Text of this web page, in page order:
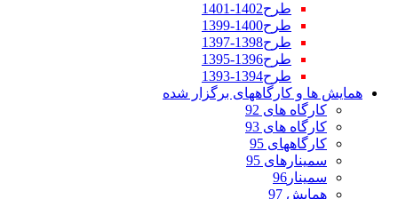
طرح1402-1401
طرح1400-1399
طرح1398-1397
طرح1396-1395
طرح1394-1393
همایش ها و کارگاههای برگزار شده
کارگاه های 92
کارگاه های 93
کارگاههای 95
سمینارهای 95
سمینار96
همایش 97